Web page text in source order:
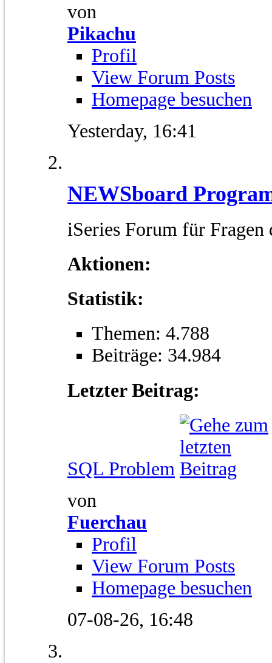
von
Pikachu
Profil
View Forum Posts
Homepage besuchen
Yesterday, 16:41
NEWSboard
iSeries Forum für
Aktionen:
Statistik:
Themen: 4.788
Beiträge: 34.984
Letzter Beitrag:
SQL Problem
von
Fuerchau
Profil
View Forum Posts
Homepage besuchen
07-08-26, 16:48